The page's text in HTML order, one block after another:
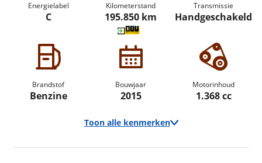
Energielabel
C
Kilometerstand
195.850 km
Transmissie
Handgeschakeld
Brandstof
Benzine
Bouwjaar
2015
Motorinhoud
1.368 cc
Toon alle kenmerken